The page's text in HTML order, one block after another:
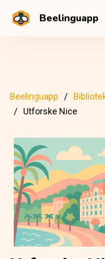
Beelinguapp
Beelinguapp
Utforske Nice